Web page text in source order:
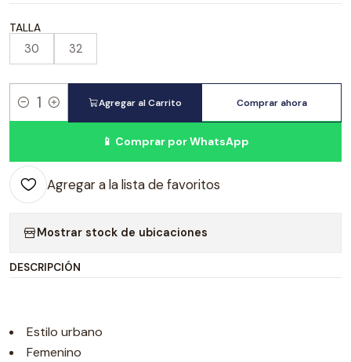
TALLA
30 32
Cantidad
Agregar al Carrito Comprar ahora
📱 Comprar por WhatsApp
Agregar a la lista de favoritos
Mostrar stock de ubicaciones
DESCRIPCIÓN
Estilo urbano
Femenino